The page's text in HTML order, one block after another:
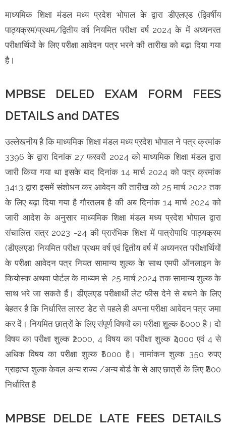
माध्यमिक शिक्षा मंडल मध्य प्रदेश भोपाल के द्वारा डीएलएड (द्विवर्षीय
पाठ्यक्रम)प्रथम/द्वितीय वर्ष नियमित परीक्षा वर्ष 2024 के में अध्यनरत
परीक्षार्थियों के लिए परीक्षा आवेदन पत्र भरने की तारीख को बढ़ा दिया गया
है।
MPBSE DELED EXAM FORM FEES
DETAILS and DATES
उल्लेखनीय है कि माध्यमिक शिक्षा मंडल मध्य प्रदेश भोपाल ने पत्र क्रमांक
3396 के द्वारा दिनांक 27 फरवरी 2024 को माध्यमिक शिक्षा मंडल द्वारा
जारी किया गया था इसके बाद दिनांक 14 मार्च 2024 को पत्र क्रमांक
3413 द्वारा इसमें संशोधन कर आवेदन की तारीख को 25 मार्च 2022 तक
के लिए बढ़ा दिया गया है गौरतलब है की अब दिनांक 14 मार्च 2024 को
जारी आदेश के अनुसार माध्यमिक शिक्षा मंडल मध्य प्रदेश भोपाल द्वारा
संचालित सत्र 2023 -24 की प्रारंभिक शिक्षा में पात्रोपाधि पाठ्यक्रम
(डीएलएड) नियमित परीक्षा प्रथम वर्ष एवं द्वितीय वर्ष में अध्यनरत परीक्षार्थियों
के परीक्षा आवेदन पत्र नियत सामान्य शुल्क के साथ एमपी ऑनलाइन के
कियोस्क अथवा पोर्टल के माध्यम से 25 मार्च 2024 तक सामान्य शुल्क के
साथ भरे जा सकते हैं। डीएलएड परीक्षार्थी लेट फीस देने से बचने के लिए
बेहतर है कि निर्धारित लास्ट डेट से पहले ही अपना परीक्षा आवेदन पत्र जमा
कर दें। नियमित छात्रों के लिए संपूर्ण विषयों का परीक्षा शुल्क ₹6000 है। दो
विषय का परीक्षा शुल्क ₹2000, 4 विषय का परीक्षा शुल्क ₹4000 एवं 4 से
अधिक विषय का परीक्षा शुल्क ₹6000 है। नामांकन शुल्क 350 रुपए
ग्राहत्या शुल्क केवल अन्य राज्य /अन्य बोर्ड के से आए छात्रों के लिए ₹800
निर्धारित है
MPBSE DELDE LATE FEES DETAILS